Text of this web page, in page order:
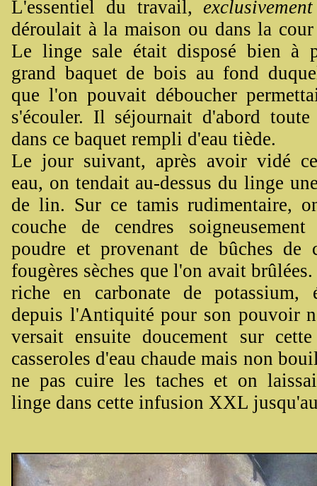
L'essentiel du travail,
déroulait à la maison ou dans la
Le linge sale était disposé bien à
grand baquet de bois au fond
que l'on pouvait déboucher
s'écouler. Il séjournait d'abord toute
dans ce baquet rempli d'eau tiède.
Le jour suivant, après avoir vidé
eau, on tendait au-dessus du linge
de lin. Sur ce tamis rudimentaire,
couche de cendres
poudre et provenant de bûches de
fougères sèches que l'on avait
riche en carbonate de potassium,
depuis l'Antiquité pour son pouvoir
versait ensuite doucement sur
casseroles d'eau chaude mais non
ne pas cuire les taches et on
linge dans cette infusion XXL